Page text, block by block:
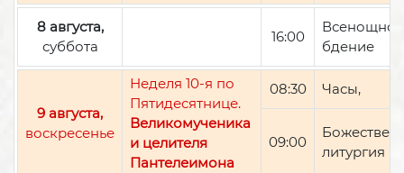
8 августа,
суббота
16:00
Всенощное
бдение
9 августа,
воскресенье
Неделя 10-я по
Пятидесятнице.
Великомученика
и целителя
Пантелеимона
08:30 Часы,
09:00
литургия